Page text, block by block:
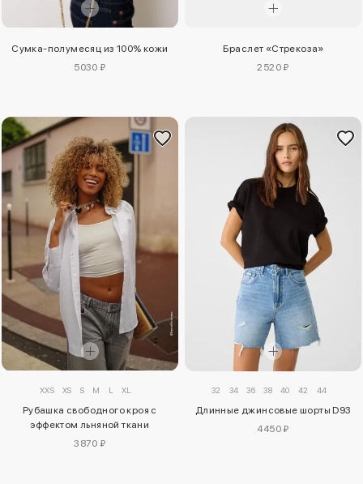
Сумка-полумесяц из 100% кожи
5030 ₽
Браслет «Стрекоза»
2520 ₽
XXS XS S M L XL
Рубашка свободного кроя с
эффектом льняной ткани
3870 ₽
32 34 36 38 40 42 44
Длинные джинсовые шорты D93
4450 ₽